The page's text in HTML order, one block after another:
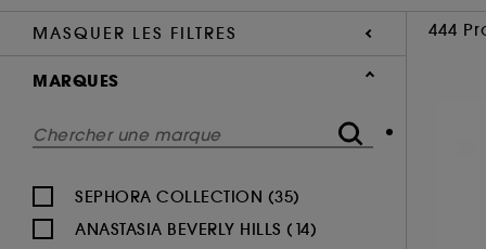
MASQUER LES FILTRES 444
MARQUES
SEPHORA COLLECTION (35)
ANASTASIA BEVERLY HILLS (14)